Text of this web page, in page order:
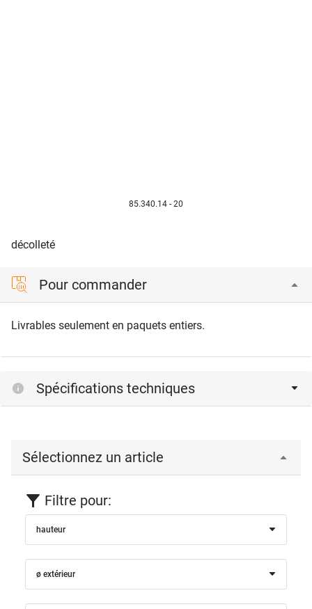
85.340.14 - 20
décolleté
Pour commander
Livrables seulement en paquets entiers.
Spécifications techniques
Sélectionnez un article
Filtre pour:
hauteur
ø extérieur